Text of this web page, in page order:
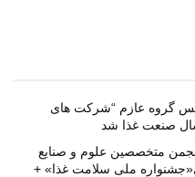
گروه عازم “شرکت های
صنعت غذا شد
متخصصین علوم و صنایع
ملی سلامت غذا» +